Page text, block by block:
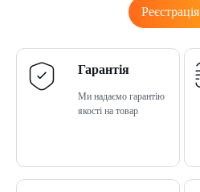
Реєстрація
Гарантія
Ми надаємо гарантію
якості на товар